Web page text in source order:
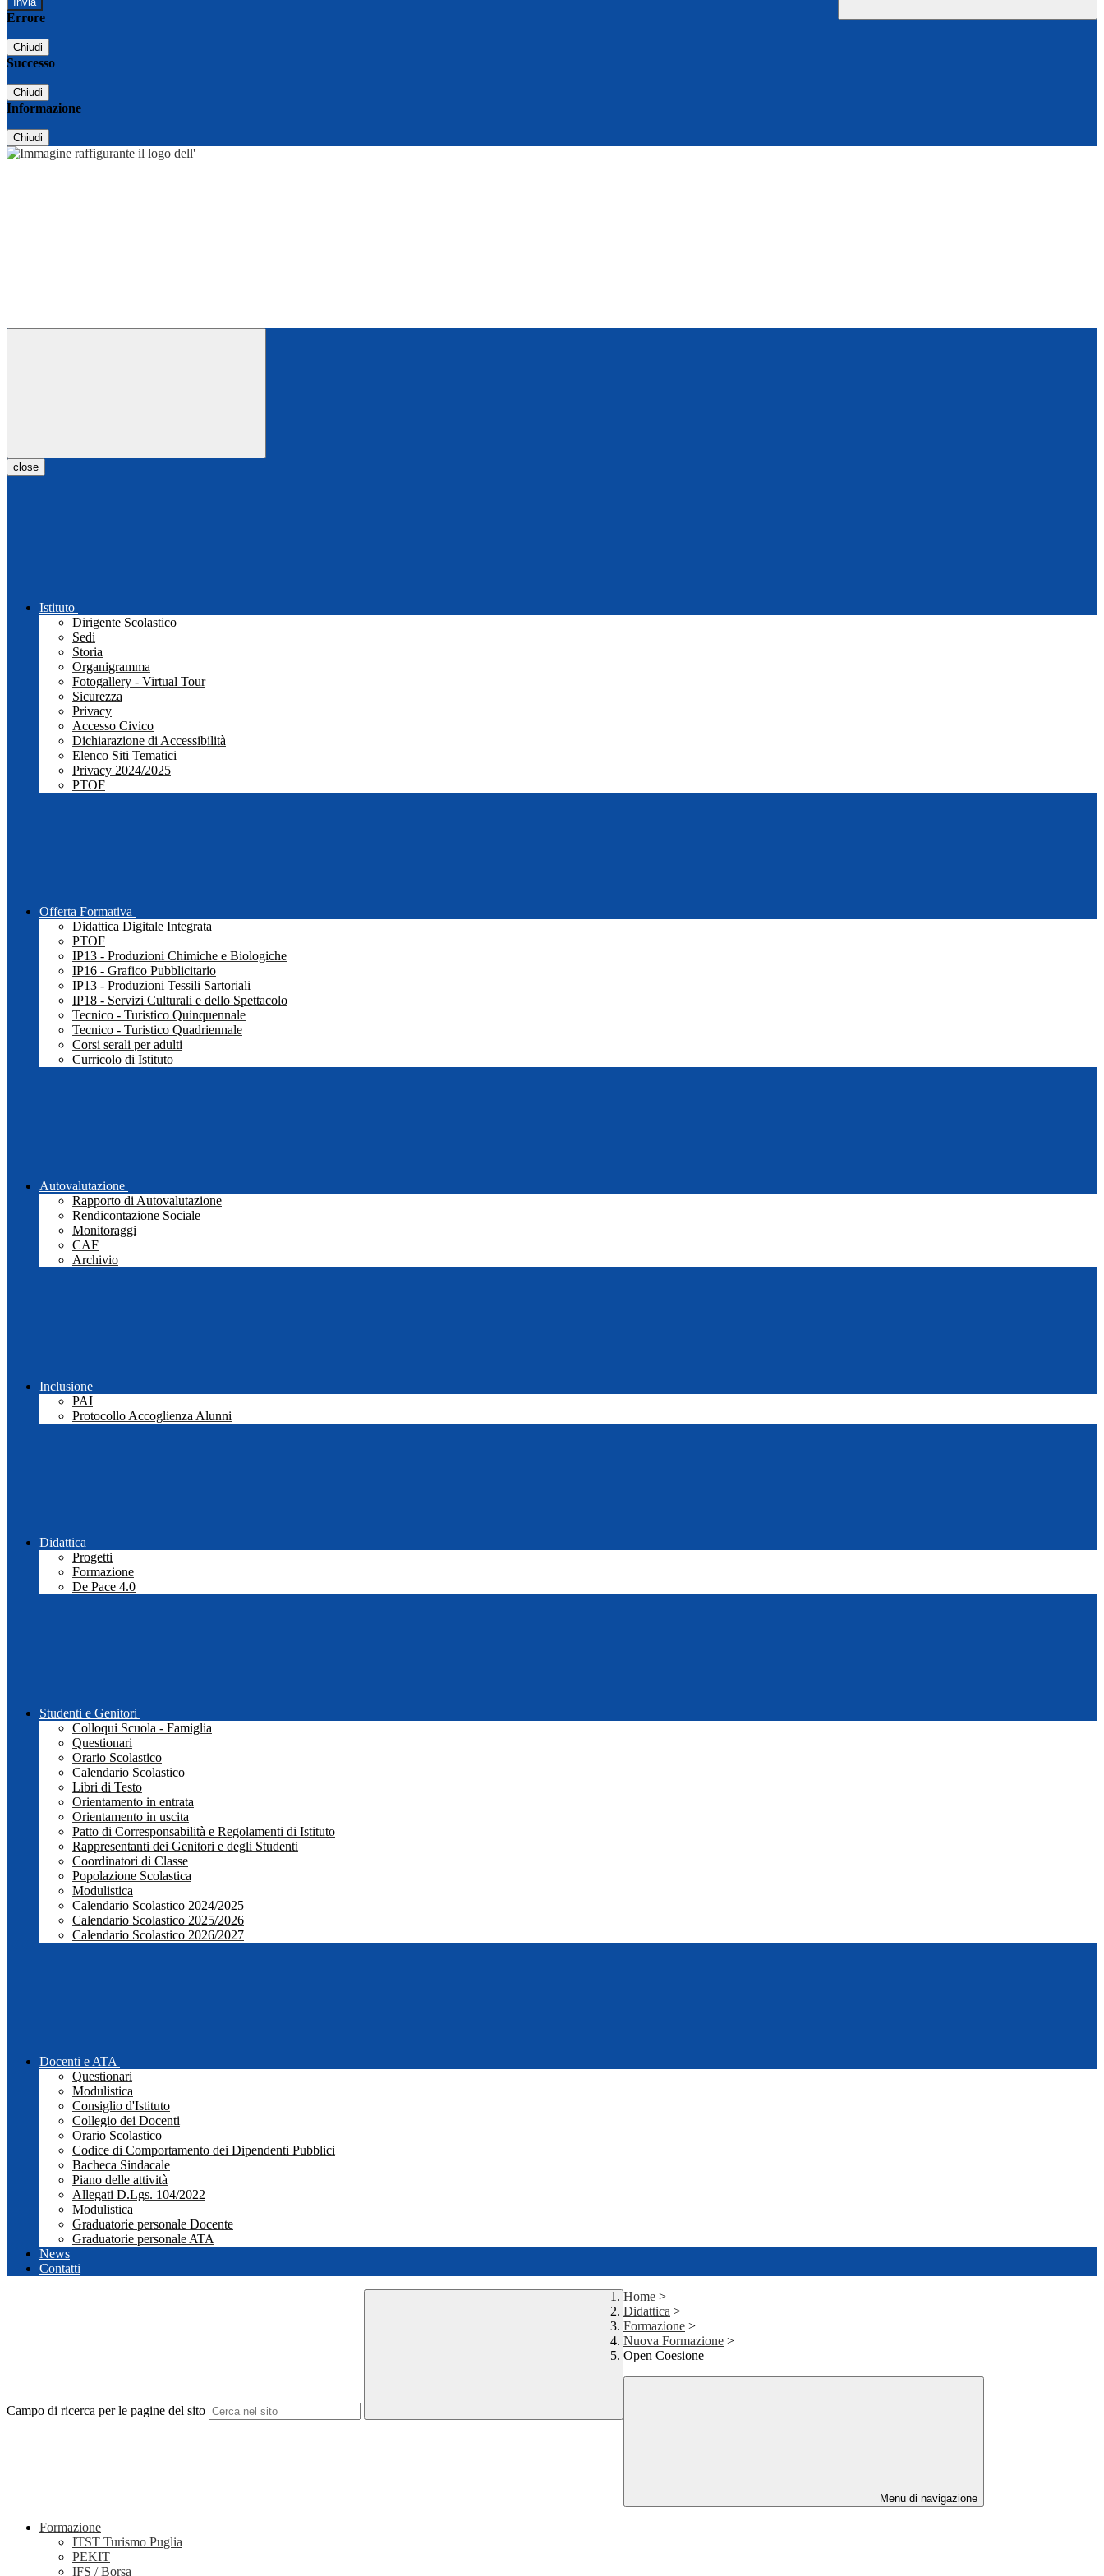
Errore
Chiudi
Successo
Chiudi
Informazione
Chiudi
close
Istituto
Dirigente Scolastico
Sedi
Storia
Organigramma
Fotogallery - Virtual Tour
Sicurezza
Privacy
Accesso Civico
Dichiarazione di Accessibilità
Elenco Siti Tematici
Privacy 2024/2025
PTOF
Offerta Formativa
Didattica Digitale Integrata
PTOF
IP13 - Produzioni Chimiche e Biologiche
IP16 - Grafico Pubblicitario
IP13 - Produzioni Tessili Sartoriali
IP18 - Servizi Culturali e dello Spettacolo
Tecnico - Turistico Quinquennale
Tecnico - Turistico Quadriennale
Corsi serali per adulti
Curricolo di Istituto
Autovalutazione
Rapporto di Autovalutazione
Rendicontazione Sociale
Monitoraggi
CAF
Archivio
Inclusione
PAI
Protocollo Accoglienza Alunni
Didattica
Progetti
Formazione
De Pace 4.0
Studenti e Genitori
Colloqui Scuola - Famiglia
Questionari
Orario Scolastico
Calendario Scolastico
Libri di Testo
Orientamento in entrata
Orientamento in uscita
Patto di Corresponsabilità e Regolamenti di Istituto
Rappresentanti dei Genitori e degli Studenti
Coordinatori di Classe
Popolazione Scolastica
Modulistica
Calendario Scolastico 2024/2025
Calendario Scolastico 2025/2026
Calendario Scolastico 2026/2027
Docenti e ATA
Questionari
Modulistica
Consiglio d'Istituto
Collegio dei Docenti
Orario Scolastico
Codice di Comportamento dei Dipendenti Pubblici
Bacheca Sindacale
Piano delle attività
Allegati D.Lgs. 104/2022
Modulistica
Graduatorie personale Docente
Graduatorie personale ATA
News
Contatti
Campo di ricerca per le pagine del sito
Home >
Didattica >
Formazione >
Nuova Formazione >
Open Coesione
Menu di navigazione
Formazione
ITST Turismo Puglia
PEKIT
IFS / Borsa